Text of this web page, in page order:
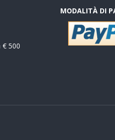
€ 500
MODALITÀ DI